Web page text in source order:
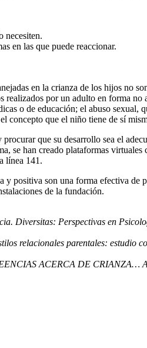
necesiten.
en las que puede reaccionar.
en la crianza de los hijos no
por un adulto en forma
o de educación; el abuso
concepto que el niño tiene de sí
que su desarrollo sea el
se han creado plataformas
línea 141.
positiva son una forma efectiva
de la fundación.
Diversitas: Perspectivas en
relacionales parentales: estudio
ACERCA DE CRIANZA…